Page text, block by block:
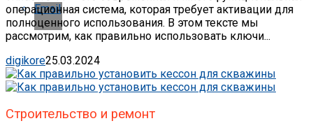
Email
операционная система, которая требует активации для
полноценного использования. В этом тексте мы
рассмотрим, как правильно использовать ключи...
digikore25.03.2024
Строительство и ремонт